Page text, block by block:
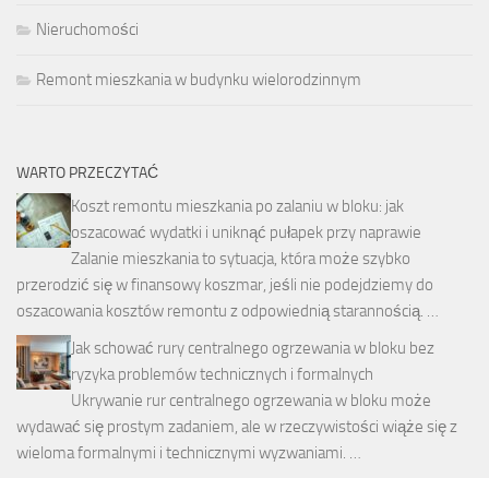
Nieruchomości
Remont mieszkania w budynku wielorodzinnym
WARTO PRZECZYTAĆ
Koszt remontu mieszkania po zalaniu w bloku: jak
oszacować wydatki i uniknąć pułapek przy naprawie
Zalanie mieszkania to sytuacja, która może szybko
przerodzić się w finansowy koszmar, jeśli nie podejdziemy do
oszacowania kosztów remontu z odpowiednią starannością. …
Jak schować rury centralnego ogrzewania w bloku bez
ryzyka problemów technicznych i formalnych
Ukrywanie rur centralnego ogrzewania w bloku może
wydawać się prostym zadaniem, ale w rzeczywistości wiąże się z
wieloma formalnymi i technicznymi wyzwaniami. …